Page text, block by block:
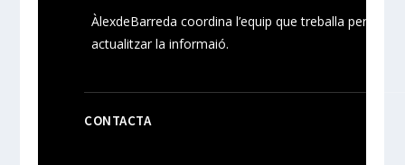
ÀlexdeBarreda coordina l’equip que treballa per
actualitzar la informaió.
CONTACTA